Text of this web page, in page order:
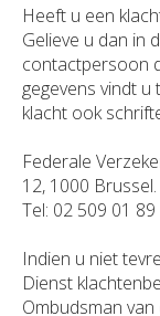
Heeft u een
Gelieve u dan in
contactpersoon
gegevens vindt
klacht ook
Federale
12, 1000 Brussel.
Tel: 02 509 01 89
Indien u niet
Dienst
Ombudsman